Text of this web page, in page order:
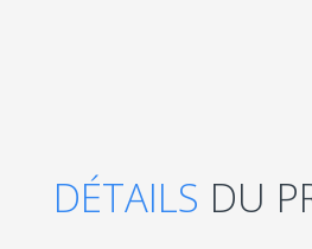
DÉTAILS DU